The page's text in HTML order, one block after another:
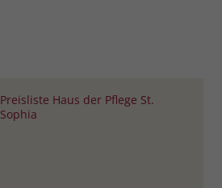
Preisliste Haus der Pflege St.
Sophia